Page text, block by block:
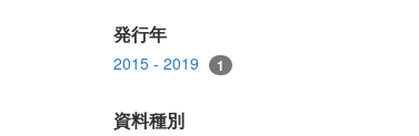
発行年
2015 - 2019 1
資料種別